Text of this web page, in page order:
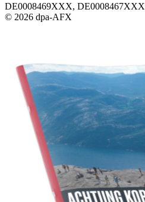
DE0008469XXX, DE0008467XXX
© 2026 dpa-AFX